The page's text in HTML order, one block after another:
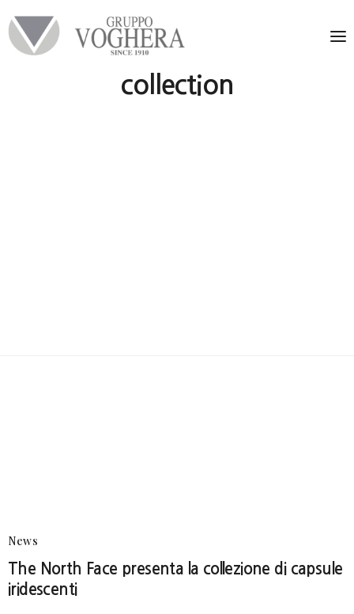
collection
News
The North Face presenta la collezione di capsule
iridescenti